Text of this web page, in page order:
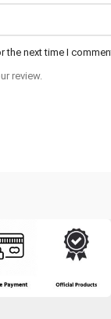
the next time I
review.